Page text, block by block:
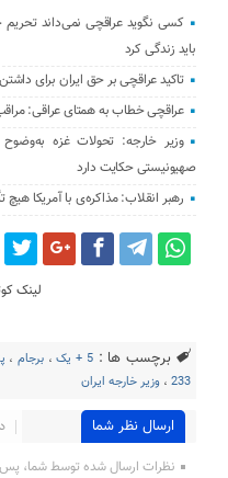
کسی نگوید عراقچی نمی‌داند
باید زندگی کرد
تاکید عراقچی بر حق ایران برای
عراقچی خطاب به همتای عراقی: مراقب
وزیر خارجه: تحولات غزه
صهیونیستی حکایت دارد
رهبر انقلاب: مذاکره‌ی با آمریکا
لینک
برچسب ها : 5 + یک ،برجام ،
233 ،وزیر خارجه ایران
ارسال نظر شما
نظرات ارسال شده توسط شما، پس